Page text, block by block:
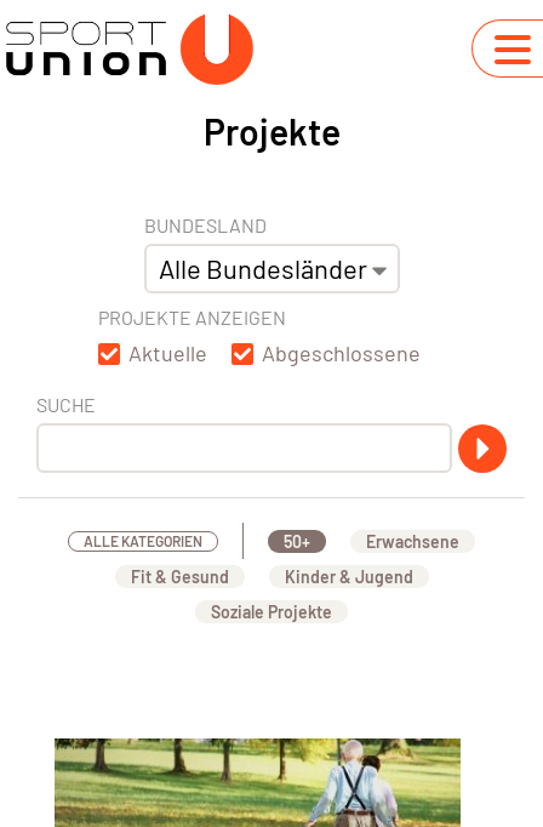
Projekte
BUNDESLAND
PROJEKTE ANZEIGEN
Aktuelle Abgeschlossene
SUCHE
ALLE KATEGORIEN 50+
Erwachsene
Fit & Gesund
Kinder & Jugend
Soziale Projekte